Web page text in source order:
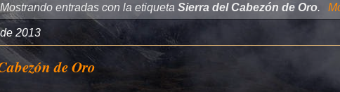
Mostrando entradas con la etiquetaSierra del Cabezón de Oro.
2013
de Oro